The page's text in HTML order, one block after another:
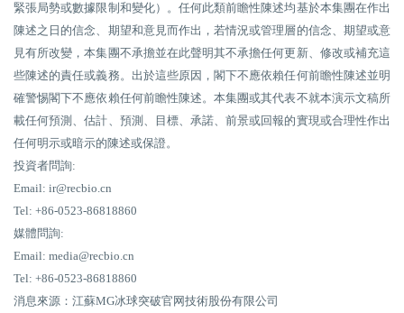
緊張局勢或數據限制和變化）。任何此類前瞻性陳述均基於本集團在作出
陳述之日的信念、期望和意見而作出，若情況或管理層的信念、期望或意
見有所改變，本集團不承擔並在此聲明其不承擔任何更新、修改或補充這
些陳述的責任或義務。出於這些原因，閣下不應依賴任何前瞻性陳述並明
確警惕閣下不應依賴任何前瞻性陳述。本集團或其代表不就本演示文稿所
載任何預測、估計、預測、目標、承諾、前景或回報的實現或合理性作出
任何明示或暗示的陳述或保證。
投資者問詢:
Email: ir@recbio.cn
Tel: +86-0523-86818860
媒體問詢:
Email: media@recbio.cn
Tel: +86-0523-86818860
消息來源：江蘇MG冰球突破官网技術股份有限公司